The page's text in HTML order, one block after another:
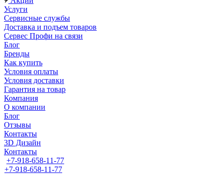
Услуги
Сервисные службы
Доставка и подъем товаров
Сервес Профи на связи
Блог
Бренды
Как купить
Условия оплаты
Условия доставки
Гарантия на товар
Компания
О компании
Блог
Отзывы
Контакты
3D Дизайн
Контакты
+7-918-658-11-77
+7-918-658-11-77